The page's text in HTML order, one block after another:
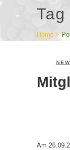
Tag
Home >
Am